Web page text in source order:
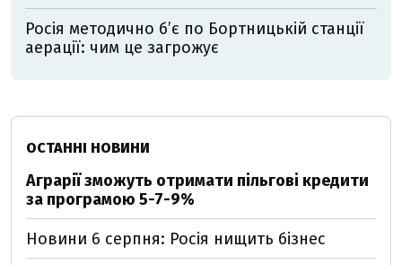
Росія методично б’є по Бортницькій станції
аерації: чим це загрожує
ОСТАННІ НОВИНИ
Аграрії зможуть отримати пільгові кредити
за програмою 5-7-9%
Новини 6 серпня: Росія нищить бізнес